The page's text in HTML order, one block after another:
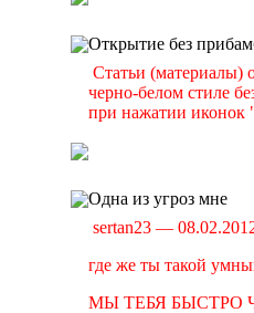
Открытие без
Статьи (материалы)
черно-белом стиле
при нажатии иконок
Одна из угроз мне
sertan23 —
где же ты такой
МЫ ТЕБЯ БЫСТРО